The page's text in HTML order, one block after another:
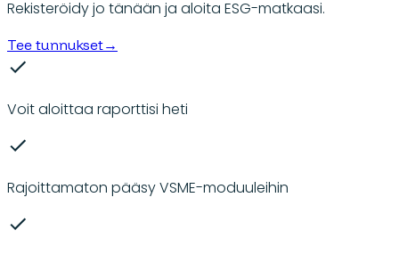
Rekisteröidy jo tänään ja aloita ESG-matkaasi.
Tee tunnukset→
Voit aloittaa raporttisi heti
Rajoittamaton pääsy VSME-moduuleihin